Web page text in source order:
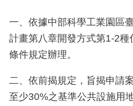
一、依據中部科學工業園區
計畫第八章開發方式第1-2種
條件規定辦理。
二、依前揭規定，旨揭申請
至少30%之基準公共設施用